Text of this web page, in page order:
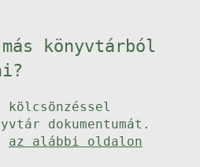
könyvtárból
dokumentumát.
az alábbi oldalon